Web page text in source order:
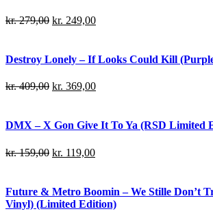
kr.279,00 kr. 249,00
Destroy Lonely – If Looks Could Kill
kr.409,00 kr. 369,00
DMX – X Gon Give It To Ya (RSD Limited
kr.159,00 kr. 119,00
Future & Metro Boomin – We Stille Don’t
Vinyl) (Limited Edition)